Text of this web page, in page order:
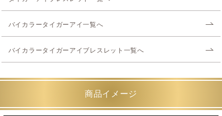
バイカラータイガーアイ一覧へ
バイカラータイガーアイブレスレット一覧へ
商品イメージ